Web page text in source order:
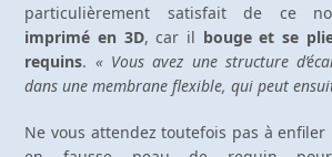
particulièrement satisfait de ce
imprimé en 3D, car il bouge et se
requins. « Vous avez une structure
dans une membrane flexible, qui peut
Ne vous attendez toutefois pas à enfiler